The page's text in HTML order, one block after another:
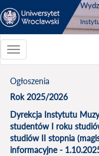
Toggle
navigationToggle
Ogłoszenia
Rok 2025/2026
Dyrekcja Instytutu
studentów I roku
studiów II stopnia
informacyjne -